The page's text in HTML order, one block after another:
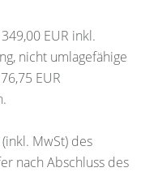
EUR inkl.
nicht umlagefähige
EUR
MwSt) des
nach Abschluss des